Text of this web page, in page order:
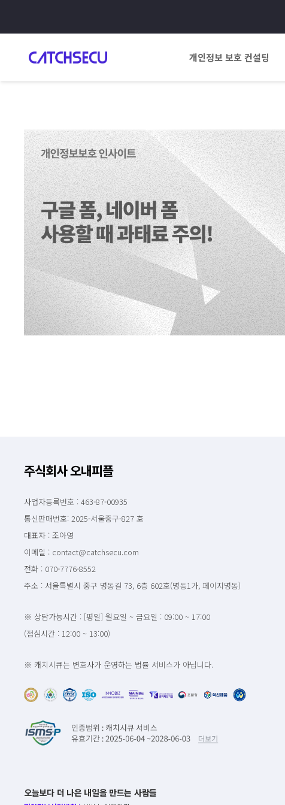
개인정보 보호 컨설팅
주식회사 오내피플
사업자등록번호 : 463-87-00935
통신판매번호: 2025-서울중구-827 호
대표자 : 조아영
이메일 : contact@catchsecu.com
전화 : 070-7776-8552
주소 : 서울특별시 중구 명동길 73, 6층 602호(명동1가, 페이지명동)
※ 상담가능시간 : [평일] 월요일 ~ 금요일 : 09:00 ~ 17:00
(점심시간 : 12:00 ~ 13:00)
※ 캐치시큐는 변호사가 운영하는 법률 서비스가 아닙니다.
오늘보다 더 나은 내일을 만드는 사람들